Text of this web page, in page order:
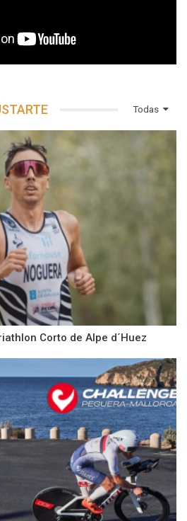
Todas
Corto de Alpe d´Huez